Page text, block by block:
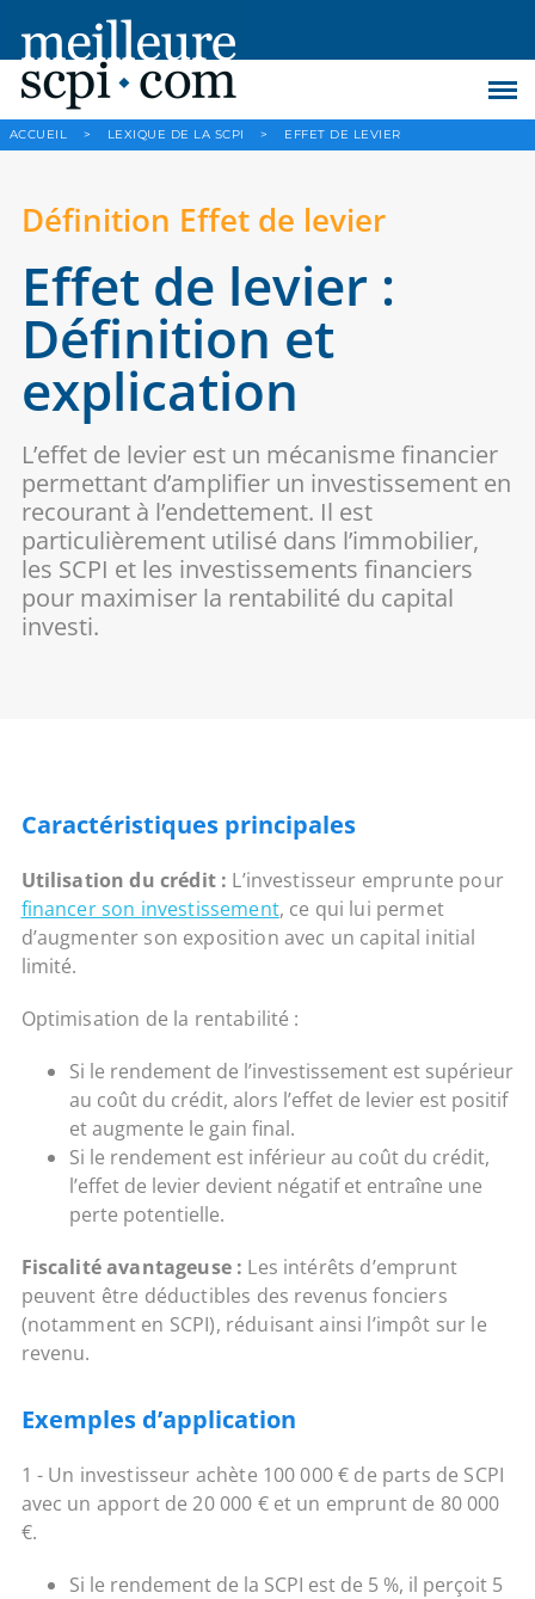
ACCUEIL > LEXIQUE DE LA SCPI > EFFET DE LEVIER
Définition Effet de levier
Effet de levier :
Définition et
explication
L’effet de levier est un mécanisme financier
permettant d’amplifier un investissement en
recourant à l’endettement. Il est
particulièrement utilisé dans l’immobilier,
les SCPI et les investissements financiers
pour maximiser la rentabilité du capital
investi.
Caractéristiques principales
Utilisation du crédit : L’investisseur emprunte pour
financer son investissement, ce qui lui permet
d’augmenter son exposition avec un capital initial
limité.
Optimisation de la rentabilité :
Si le rendement de l’investissement est supérieur
au coût du crédit, alors l’effet de levier est positif
et augmente le gain final.
Si le rendement est inférieur au coût du crédit,
l’effet de levier devient négatif et entraîne une
perte potentielle.
Fiscalité avantageuse : Les intérêts d’emprunt
peuvent être déductibles des revenus fonciers
(notamment en SCPI), réduisant ainsi l’impôt sur le
revenu.
Exemples d’application
1 - Un investisseur achète 100 000 € de parts de SCPI
avec un apport de 20 000 € et un emprunt de 80 000
€.
Si le rendement de la SCPI est de 5 %, il perçoit 5